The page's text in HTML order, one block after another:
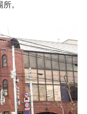
。